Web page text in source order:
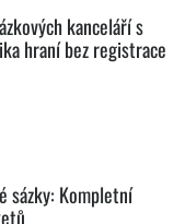
kanceláří s
hraní bez registrace
sázky: Kompletní